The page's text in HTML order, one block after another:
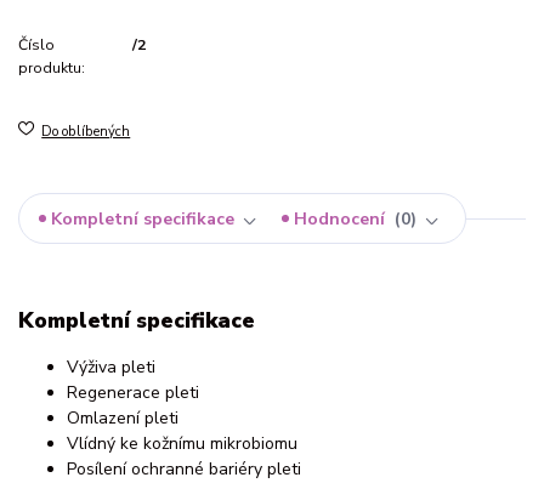
Číslo
produktu:
/2
Do oblíbených
Kompletní specifikace Hodnocení 0
Kompletní specifikace
Výživa pleti
Regenerace pleti
Omlazení pleti
Vlídný ke kožnímu mikrobiomu
Posílení ochranné bariéry pleti